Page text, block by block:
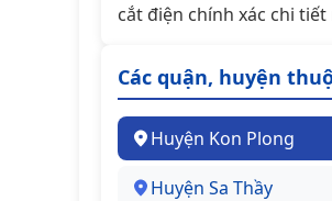
cắt điện chính xác chi tiết
Các quận, huyện
Huyện Kon Plong
Huyện Sa Thầy